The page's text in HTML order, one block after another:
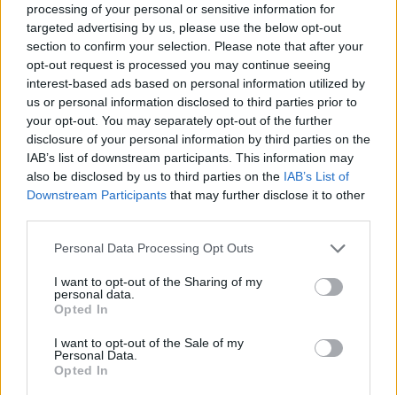
processing of your personal or sensitive information for
targeted advertising by us, please use the below opt-out
section to confirm your selection. Please note that after your
opt-out request is processed you may continue seeing
interest-based ads based on personal information utilized by
us or personal information disclosed to third parties prior to
your opt-out. You may separately opt-out of the further
disclosure of your personal information by third parties on the
IAB’s list of downstream participants. This information may
also be disclosed by us to third parties on the IAB’s List of
Downstream Participants that may further disclose it to other
Personal Data Processing Opt Outs
I want to opt-out of the Sharing of my
personal data.
Opted In
I want to opt-out of the Sale of my
Personal Data.
Opted In
oltási terv
Nemzeti Pedagógus Kar
diákok oltása
12-18 évesek oltása